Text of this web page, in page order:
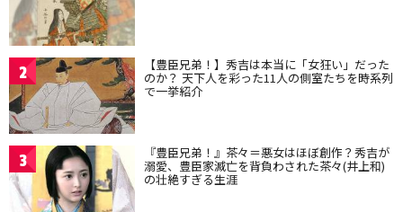
2 【豊臣兄弟！】秀吉は本当に「女狂い」だった
のか？ 天下人を彩った11人の側室たちを時系列
で一挙紹介
3 『豊臣兄弟！』茶々＝悪女はほぼ創作？秀吉が
溺愛、豊臣家滅亡を背負わされた茶々(井上和)
の壮絶すぎる生涯